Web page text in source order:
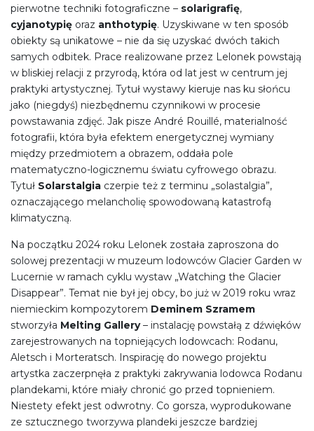
pierwotne techniki fotograficzne – solarigrafię,
cyjanotypię oraz anthotypię. Uzyskiwane w ten sposób
obiekty są unikatowe – nie da się uzyskać dwóch takich
samych odbitek. Prace realizowane przez Lelonek powstają
w bliskiej relacji z przyrodą, która od lat jest w centrum jej
praktyki artystycznej. Tytuł wystawy kieruje nas ku słońcu
jako (niegdyś) niezbędnemu czynnikowi w procesie
powstawania zdjęć. Jak pisze André Rouillé, materialność
fotografii, która była efektem energetycznej wymiany
między przedmiotem a obrazem, oddała pole
matematyczno-logicznemu światu cyfrowego obrazu.
Tytuł Solarstalgia czerpie też z terminu „solastalgia”,
oznaczającego melancholię spowodowaną katastrofą
klimatyczną.
Na początku 2024 roku Lelonek została zaproszona do
solowej prezentacji w muzeum lodowców Glacier Garden w
Lucernie w ramach cyklu wystaw „Watching the Glacier
Disappear”. Temat nie był jej obcy, bo już w 2019 roku wraz
niemieckim kompozytorem Deminem Szramem
stworzyła Melting Gallery– instalację powstałą z dźwięków
zarejestrowanych na topniejących lodowcach: Rodanu,
Aletsch i Morteratsch. Inspirację do nowego projektu
artystka zaczerpnęła z praktyki zakrywania lodowca Rodanu
plandekami, które miały chronić go przed topnieniem.
Niestety efekt jest odwrotny. Co gorsza, wyprodukowane
ze sztucznego tworzywa plandeki jeszcze bardziej